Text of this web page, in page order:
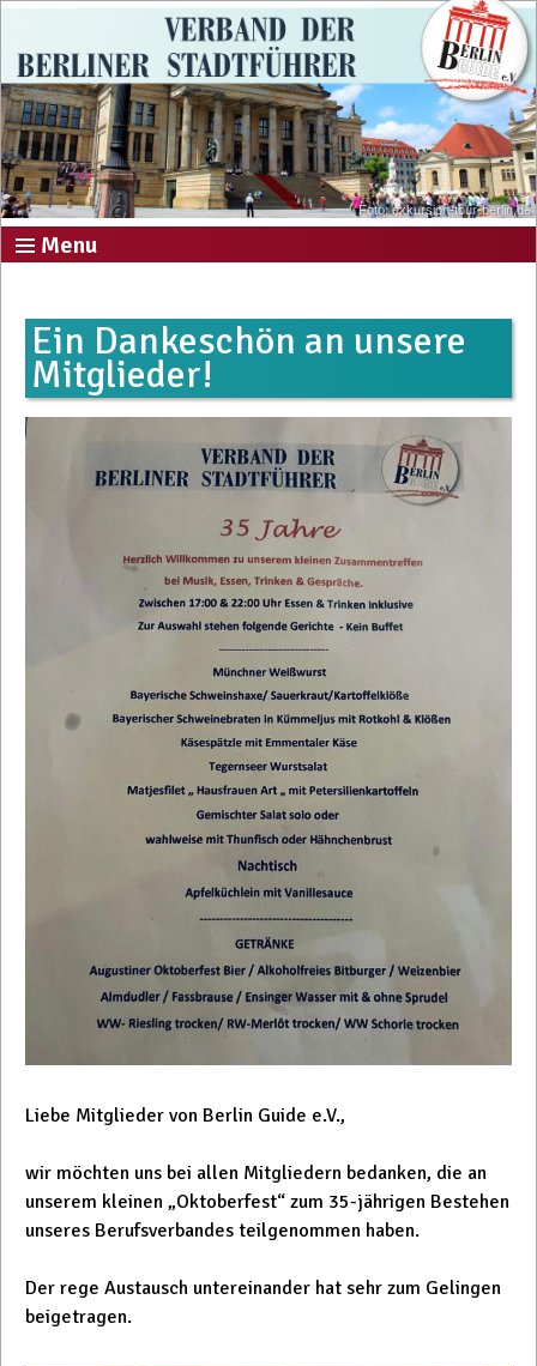
Foto: exkursion-tour-berlin.de
Menu
Ein Dankeschön an unsere
Mitglieder!
Liebe Mitglieder von Berlin Guide e.V.,
wir möchten uns bei allen Mitgliedern bedanken, die an
unserem kleinen „Oktoberfest“ zum 35-jährigen Bestehen
unseres Berufsverbandes teilgenommen haben.
Der rege Austausch untereinander hat sehr zum Gelingen
beigetragen.